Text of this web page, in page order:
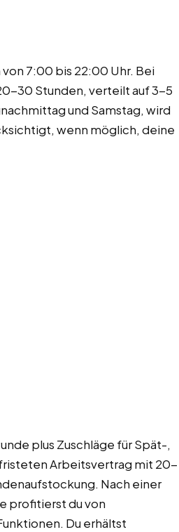
7:00 bis 22:00 Uhr. Bei
30 Stunden, verteilt auf 3-5
und Samstag, wird
wenn möglich, deine
plus Zuschläge für Spät-,
Arbeitsvertrag mit 20-
Nach einer
profitierst du von
Du erhältst